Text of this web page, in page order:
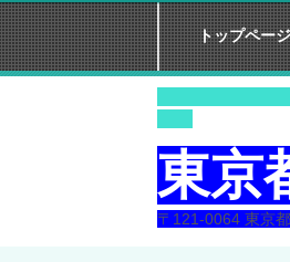
トップページ
東
東京
〒121-0064 東京